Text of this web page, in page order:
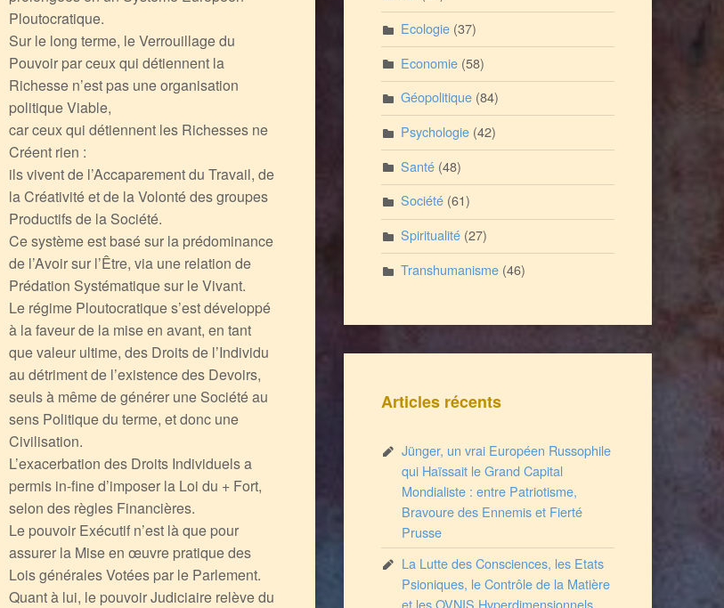
Ploutocratique.
Sur le long terme, le Verrouillage du
Pouvoir par ceux qui détiennent la
Richesse n’est pas une organisation
politique Viable,
car ceux qui détiennent les Richesses ne
Créent rien :
ils vivent de l’Accaparement du Travail, de
la Créativité et de la Volonté des groupes
Productifs de la Société.
Ce système est basé sur la prédominance
de l’Avoir sur l’Être, via une relation de
Prédation Systématique sur le Vivant.
Le régime Ploutocratique s’est développé
à la faveur de la mise en avant, en tant
que valeur ultime, des Droits de l’Individu
au détriment de l’existence des Devoirs,
seuls à même de générer une Société au
sens Politique du terme, et donc une
Civilisation.
L’exacerbation des Droits Individuels a
permis in-fine d’imposer la Loi du + Fort,
selon des règles Financières.
Le pouvoir Exécutif n’est là que pour
assurer la Mise en œuvre pratique des
Lois générales Votées par le Parlement.
Quant à lui, le pouvoir Judiciaire relève du
Ecologie(37)
Economie(58)
Géopolitique(84)
Psychologie(42)
Santé(48)
Société(61)
Spiritualité(27)
Transhumanisme(46)
Articles récents
Jünger, un vrai Européen Russophile
qui Haïssait le Grand Capital
Mondialiste : entre Patriotisme,
Bravoure des Ennemis et Fierté
Prusse
La Lutte des Consciences, les Etats
Psioniques, le Contrôle de la Matière